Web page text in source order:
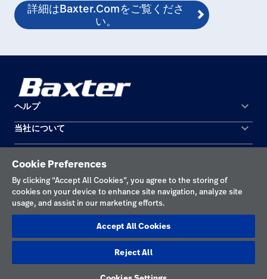
詳細はbaxter.comをご覧くださ
い。
ヘルプ keyboard_arrow_down
お問い合わせ
当社について keyboard_arrow_down
個人情報保護方針
利用規約
Cookieの設定
日本
Cookie Preferences
By clicking “Accept All Cookies”, you agree to the storing of
cookies on your device to enhance site navigation, analyze site
usage, and assist in our marketing efforts.
Accept All Cookies
Reject All